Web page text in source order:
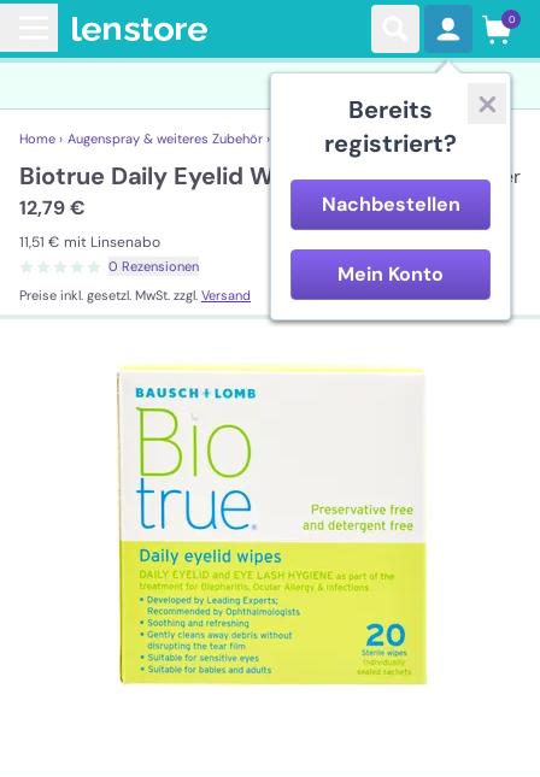
Bereits
registriert?
Nachbestellen
Mein Konto
0
Home › Augenspray & weiteres Zubehör › Biotrue Daily Eyelid Wipes
Biotrue Daily Eyelid Wipes
12,79 €
11,51 € mit Linsenabo
0 Rezensionen
Preise inkl. gesetzl. MwSt. zzgl. Versand
20 Tücher